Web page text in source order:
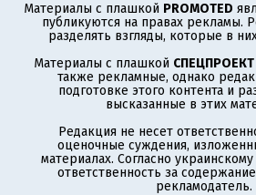
Материалы с плашкой PROMOTED
публикуются на правах рекламы.
разделять взгляды, которые в
Материалы с плашкой СПЕЦПРОЕКТ
также рекламные, однако
подготовке этого контента и
высказанные в этих
Редакция не несет
оценочные суждения,
материалах. Согласно
ответственность за
рекламодатель.